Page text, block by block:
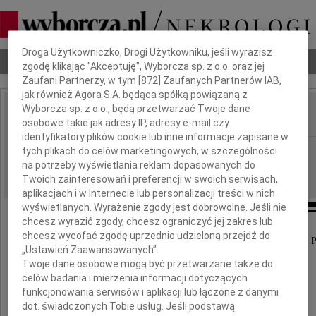
Nekrologi Odeszli Poradnik pogrzebowy
IMIĘ I NAZWISKO:
REGION: Częstochowa
DATA EMISJI: 11.06.2018
Wyrazy głębokiego współczucia z powodu śmierci
Jacka Sipy
Dbamy o Twoją prywatność
Droga Użytkowniczko, Drogi Użytkowniku, jeśli wyrazisz
zgodę klikając "Akceptuję", Wyborcza sp. z o.o. oraz jej
Zaufani Partnerzy, w tym [872 ] Zaufanych Partnerów IAB,
jak również Agora S.A. będąca spółką powiązaną z
Wyborcza sp. z o.o., będą przetwarzać Twoje dane
osobowe takie jak adresy IP, adresy e-mail czy
identyfikatory plików cookie lub inne informacje zapisane w
tych plikach do celów marketingowych, w szczególności
na potrzeby wyświetlania reklam dopasowanych do
Twoich zainteresowań i preferencji w swoich serwisach,
aplikacjach i w Internecie lub personalizacji treści w nich
wyświetlanych. Wyrażenie zgody jest dobrowolne. Jeśli nie
chcesz wyrazić zgody, chcesz ograniczyć jej zakres lub
chcesz wycofać zgodę uprzednio udzieloną przejdź do
„Ustawień Zaawansowanych”.
Twoje dane osobowe mogą być przetwarzane także do
celów badania i mierzenia informacji dotyczących
funkcjonowania serwisów i aplikacji lub łączone z danymi
dot. świadczonych Tobie usług. Jeśli podstawą